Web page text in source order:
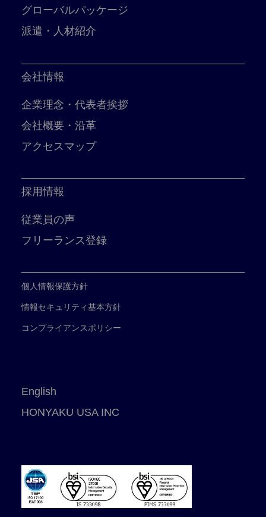
グローバルパッケージ
派遣・人材紹介
会社情報
企業理念・代表者挨拶
会社概要・沿革
アクセスマップ
採用情報
従業員の声
フリーランス登録
個人情報保護方針
情報セキュリティ基本方針
コンプライアンスポリシー
English
HONYAKU USA INC